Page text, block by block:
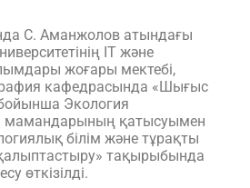
С. Аманжолов атындағы
ІТ және
жоғары мектебі,
кафедрасында «Шығыс
Экология
мамандарының қатысуымен
білім және тұрақты
тақырыбында
өткізілді.